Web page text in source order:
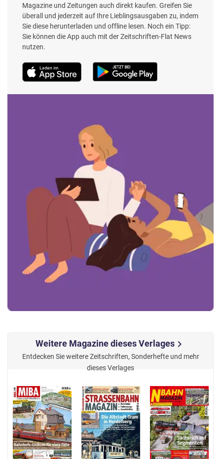
Magazine und Zeitungen auch direkt kaufen. Greifen Sie
überall und jederzeit auf Ihre Lieblingsausgaben zu, indem
Sie diese herunterladen und offline lesen. Noch ein Tipp:
Sie können die App auch mit der Zeitschriften-Flat News
nutzen.
Weitere Magazine dieses Verlageschevron_right
Entdecken Sie weitere Zeitschriften, Sonderhefte und mehr
dieses Verlages